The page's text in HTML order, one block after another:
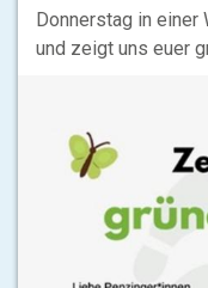
Donnerstag in
und zeigt uns euer